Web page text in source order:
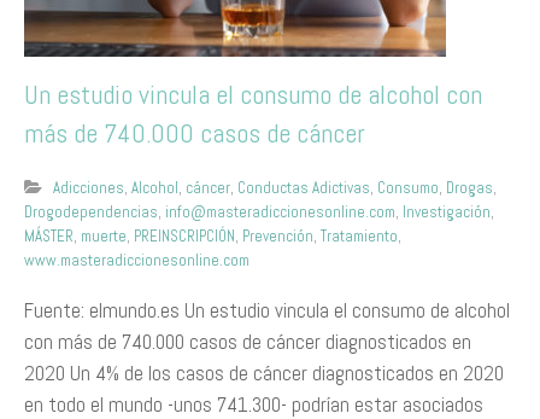
Un estudio vincula el consumo de alcohol con
más de 740.000 casos de cáncer
Adicciones, Alcohol, cáncer, Conductas Adictivas, Consumo, Drogas,
Drogodependencias, info@masteradiccionesonline.com, Investigación,
MÁSTER, muerte, PREINSCRIPCIÓN, Prevención, Tratamiento,
www.masteradiccionesonline.com
Fuente: elmundo.es Un estudio vincula el consumo de alcohol
con más de 740.000 casos de cáncer diagnosticados en
2020 Un 4% de los casos de cáncer diagnosticados en 2020
en todo el mundo -unos 741.300- podrían estar asociados